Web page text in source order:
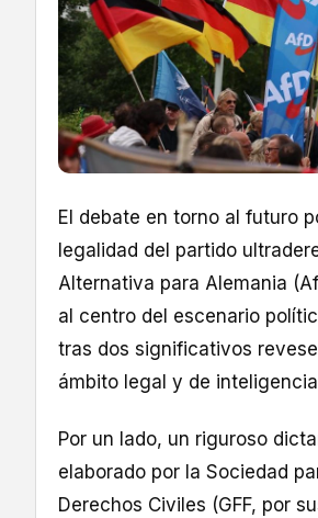
El debate en torno al futuro
legalidad del partido
Alternativa para Alemania
al centro del escenario
tras dos significativos
ámbito legal y de
Por un lado, un riguroso
elaborado por la Sociedad
Derechos Civiles (GFF, por